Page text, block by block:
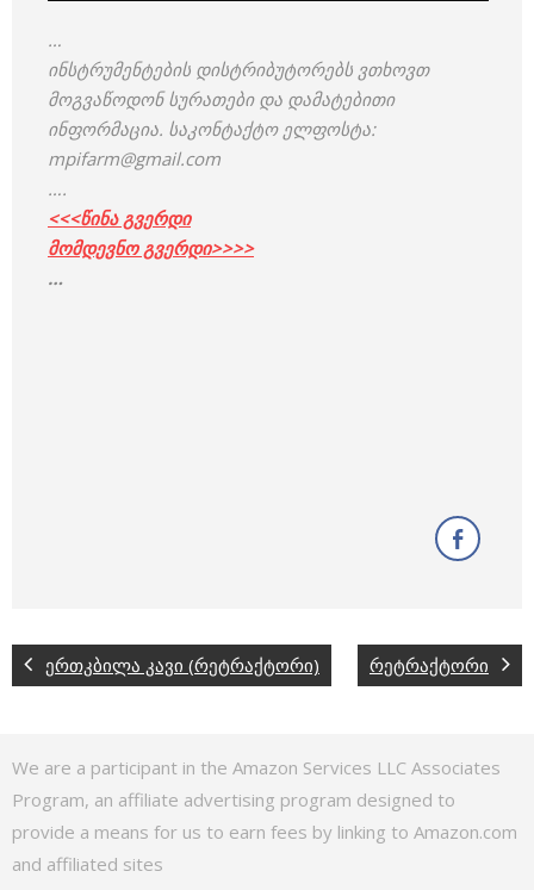
…
ინსტრუმენტების დისტრიბუტორებს ვთხოვთ
მოგვაწოდონ სურათები და დამატებითი
ინფორმაცია. საკონტაქტო ელფოსტა:
mpifarm@gmail.com
….
<<<წინა გვერდი
მომდევნო გვერდი>>>>
…
ერთკბილა კავი (რეტრაქტორი) რეტრაქტორი
We are a participant in the Amazon Services LLC Associates
Program, an affiliate advertising program designed to
provide a means for us to earn fees by linking to Amazon.com
and affiliated sites